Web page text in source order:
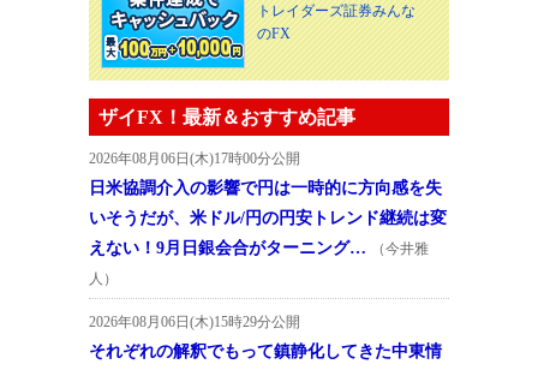
トレイダーズ証券みんな
のFX
ザイFX！最新＆おすすめ記事
2026年08月06日(木)17時00分公開
日米協調介入の影響で円は一時的に方向感を失
いそうだが、米ドル/円の円安トレンド継続は変
えない！9月日銀会合がターニング…
（今井雅
人）
2026年08月06日(木)15時29分公開
それぞれの解釈でもって鎮静化してきた中東情